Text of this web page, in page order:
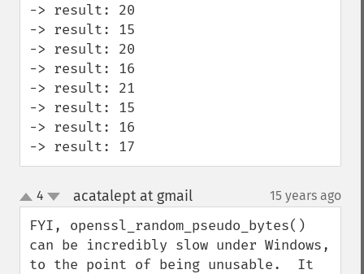
-> result: 20
-> result: 15
-> result: 20
-> result: 16
-> result: 21
-> result: 15
-> result: 16
-> result: 17
up
down
4 acatalept at gmail¶ 15 years ago
FYI, openssl_random_pseudo_bytes()
can be incredibly slow under Windows,
to the point of being unusable.  It